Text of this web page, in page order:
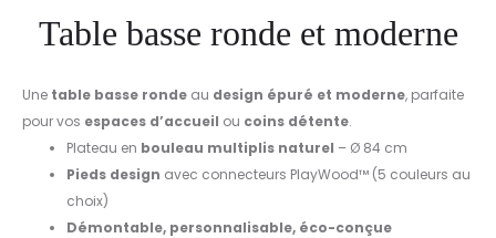
Table basse ronde et moderne
Une table basse ronde au design épuré et moderne, parfaite
pour vos espaces d’accueil ou coins détente.
Plateau en bouleau multiplis naturel – Ø 84 cm
Pieds design avec connecteurs PlayWood™ (5 couleurs au
choix)
Démontable, personnalisable, éco-conçue